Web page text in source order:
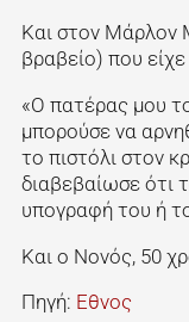
Και στον Μάρλον
βραβείο) που
«Ο πατέρας μου
μπορούσε να
το πιστόλι στον
διαβεβαίωσε ότι
υπογραφή του ή
Και ο Νονός, 50
Πηγή: Εθνος